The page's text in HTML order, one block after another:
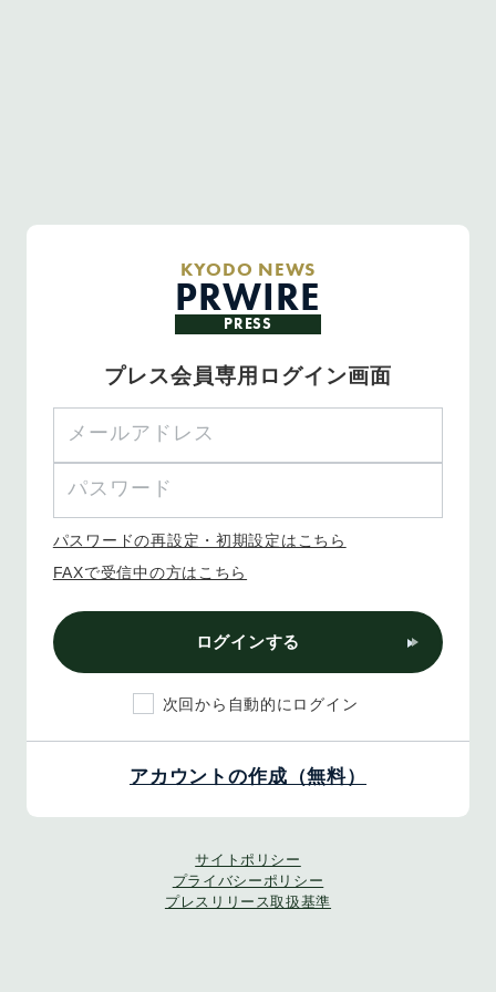
KYODO NEWS
PRWIRE
PRESS
プレス会員専用ログイン画面
パスワードの再設定・初期設定はこちら
FAXで受信中の方はこちら
ログインする
次回から自動的にログイン
アカウントの作成（無料）
サイトポリシー
プライバシーポリシー
プレスリリース取扱基準